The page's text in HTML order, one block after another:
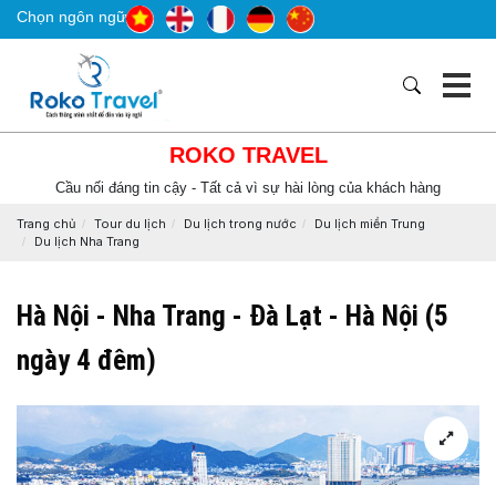
Chọn ngôn ngữ
ROKO TRAVEL
Cầu nối đáng tin cậy - Tất cả vì sự hài lòng của khách hàng
Trang chủ Tour du lịch Du lịch trong nước
Du lịch miền Trung
Du lịch Nha Trang
Hà Nội - Nha Trang - Đà Lạt - Hà Nội (5
ngày 4 đêm)